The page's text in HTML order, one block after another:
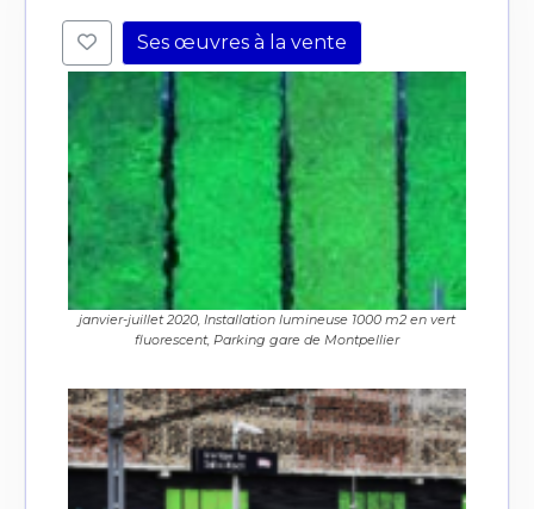
Ses œuvres à la vente
janvier-juillet 2020, Installation lumineuse 1000 m2 en vert
fluorescent, Parking gare de Montpellier